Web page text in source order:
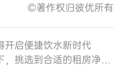
©著作权归彼优所有
开启便捷饮水新时代
选到合适的租房净水器